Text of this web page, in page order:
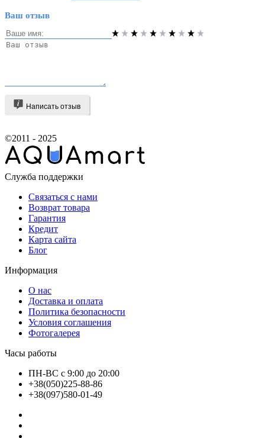
Ваш отзыв
Написать отзыв
©2011 - 2025
Служба поддержки
Связаться с нами
Возврат товара
Гарантия
Кредит
Карта сайта
Блог
Информация
О нас
Доставка и оплата
Политика безопасности
Условия соглашения
Фотогалерея
Часы работы
ПН-ВС с 9:00 до 20:00
+38(050)225-88-86
+38(097)580-01-49